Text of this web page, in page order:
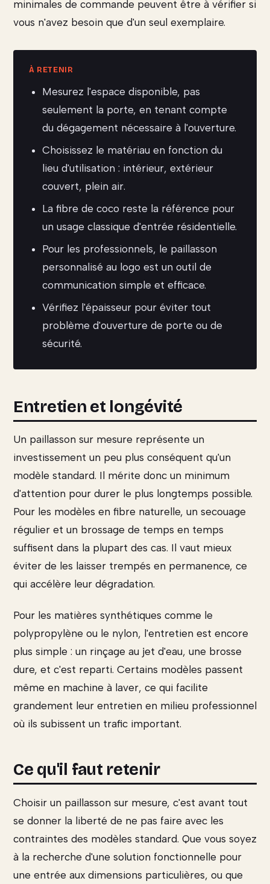
minimales de commande peuvent être à vérifier si
vous n'avez besoin que d'un seul exemplaire.
Mesurez l'espace disponible, pas
seulement la porte, en tenant compte
du dégagement nécessaire à l'ouverture.
Choisissez le matériau en fonction du
lieu d'utilisation : intérieur, extérieur
couvert, plein air.
La fibre de coco reste la référence pour
un usage classique d'entrée résidentielle.
Pour les professionnels, le paillasson
personnalisé au logo est un outil de
communication simple et efficace.
Vérifiez l'épaisseur pour éviter tout
problème d'ouverture de porte ou de
sécurité.
Entretien et longévité
Un paillasson sur mesure représente un
investissement un peu plus conséquent qu'un
modèle standard. Il mérite donc un minimum
d'attention pour durer le plus longtemps possible.
Pour les modèles en fibre naturelle, un secouage
régulier et un brossage de temps en temps
suffisent dans la plupart des cas. Il vaut mieux
éviter de les laisser trempés en permanence, ce
qui accélère leur dégradation.
Pour les matières synthétiques comme le
polypropylène ou le nylon, l'entretien est encore
plus simple : un rinçage au jet d'eau, une brosse
dure, et c'est reparti. Certains modèles passent
même en machine à laver, ce qui facilite
grandement leur entretien en milieu professionnel
où ils subissent un trafic important.
Ce qu'il faut retenir
Choisir un paillasson sur mesure, c'est avant tout
se donner la liberté de ne pas faire avec les
contraintes des modèles standard. Que vous soyez
à la recherche d'une solution fonctionnelle pour
une entrée aux dimensions particulières, ou que